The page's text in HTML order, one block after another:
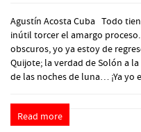
Agustín Acosta Cuba Todo
inútil torcer el amargo
obscuros, yo ya estoy de
Quijote; la verdad de Solón a
de las noches de luna… ¡Ya yo
Read more